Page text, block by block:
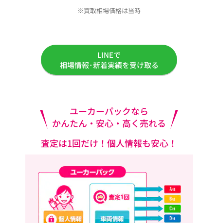
※買取相場価格は当時
LINEで
相場情報･新着実績を受け取る
ユーカーパックなら
かんたん・安心・高く売れる
査定は1回だけ！個人情報も安心！